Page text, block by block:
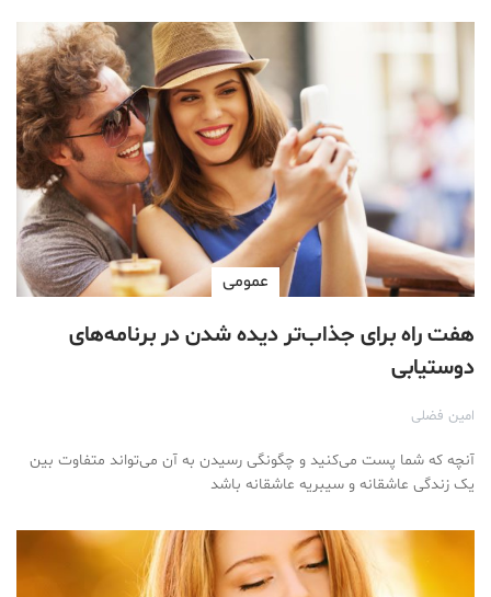
عمومی
هفت راه برای جذاب‌تر دیده شدن در برنامه‌های
دوستیابی
امین فضلی
آنچه که شما پست می‌کنید و چگونگی رسیدن به آن می‌تواند متفاوت بین
یک زندگی عاشقانه و سیبریه عاشقانه باشد